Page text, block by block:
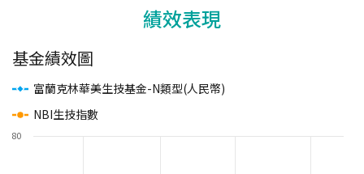
績效表現
基金績效圖
富蘭克林華美生技基金-N類型(人民幣)
NBI生技指數
80